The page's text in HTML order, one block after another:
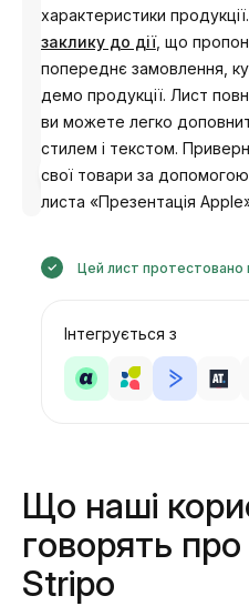
Анастасія
характеристики
заклику до дії, що
попереднє замовлення,
демо продукції. Лист
ви можете легко
стилем і текстом.
свої товари за
листа «Презентація
Цей лист протестовано
Інтегрується з
Що наші
говорять
Stripo